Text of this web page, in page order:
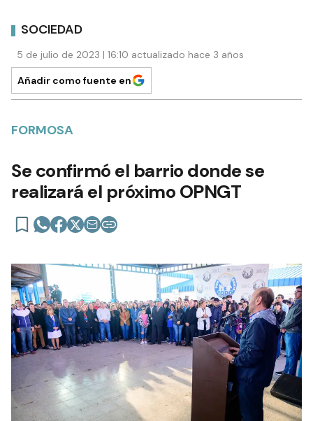
SOCIEDAD
5 de julio de 2023 | 16:10 actualizado hace 3 años
Añadir como fuente en
FORMOSA
Se confirmó el barrio donde se
realizará el próximo OPNGT